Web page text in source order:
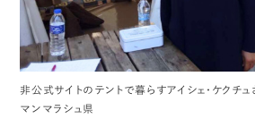
非公式サイトのテントで暮らすアイシェ・ケクチ
マンマラシュ県